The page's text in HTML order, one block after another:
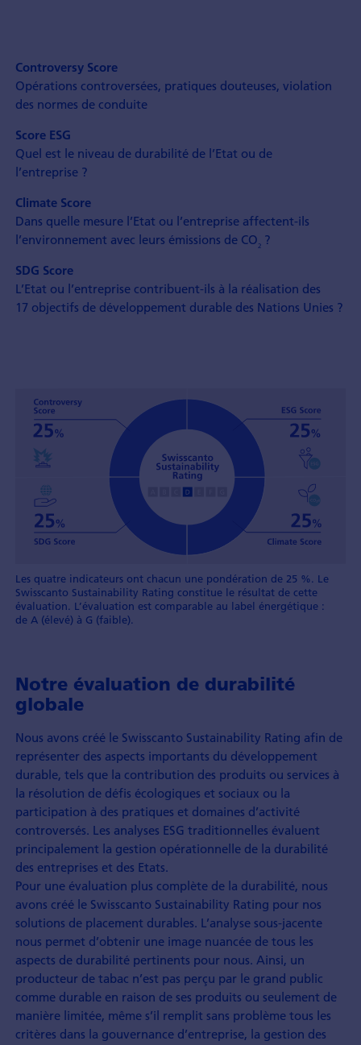
Controversy Score
Opérations controversées, pratiques douteuses, violation
des normes de conduite
Score ESG
Quel est le niveau de durabilité de l’Etat ou de
l’entreprise ?
Climate Score
Dans quelle mesure l’Etat ou l’entreprise affectent-ils
l’environnement avec leurs émissions de CO2 ?
SDG Score
L’Etat ou l’entreprise contribuent-ils à la réalisation des
17 objectifs de développement durable des Nations Unies ?
Les quatre indicateurs ont chacun une pondération de 25 %. Le
Swisscanto Sustainability Rating constitue le résultat de cette
évaluation. L’évaluation est comparable au label énergétique :
de A (élevé) à G (faible).
Notre évaluation de durabilité
globale
Nous avons créé le Swisscanto Sustainability Rating afin de
représenter des aspects importants du développement
durable, tels que la contribution des produits ou services à
la résolution de défis écologiques et sociaux ou la
participation à des pratiques et domaines d’activité
controversés. Les analyses ESG traditionnelles évaluent
principalement la gestion opérationnelle de la durabilité
des entreprises et des Etats.
Pour une évaluation plus complète de la durabilité, nous
avons créé le Swisscanto Sustainability Rating pour nos
solutions de placement durables. L’analyse sous-jacente
nous permet d’obtenir une image nuancée de tous les
aspects de durabilité pertinents pour nous. Ainsi, un
producteur de tabac n’est pas perçu par le grand public
comme durable en raison de ses produits ou seulement de
manière limitée, même s’il remplit sans problème tous les
critères dans la gouvernance d’entreprise, la gestion des